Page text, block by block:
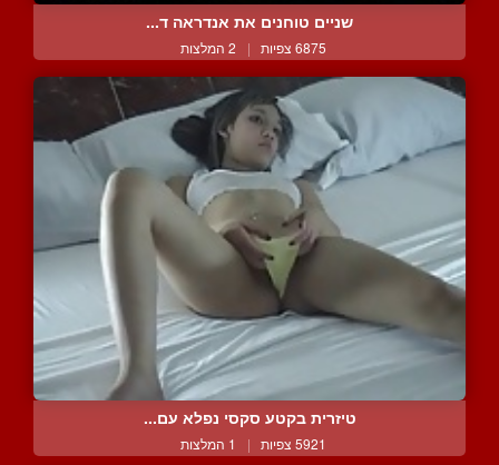
שניים טוחנים את אנדראה ד...
6875 צפיות | 2 המלצות
טיזרית בקטע סקסי נפלא עם...
5921 צפיות | 1 המלצות